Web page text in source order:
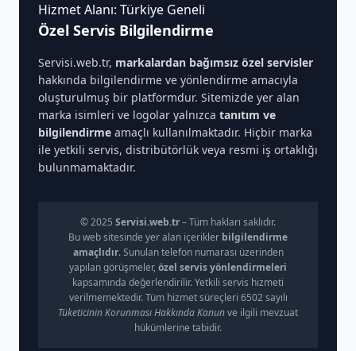
Hizmet Alanı: Türkiye Geneli
Özel Servis Bilgilendirme
Servisi.web.tr, markalardan bağımsız özel servisler
hakkında bilgilendirme ve yönlendirme amacıyla
oluşturulmuş bir platformdur. Sitemizde yer alan
marka isimleri ve logolar yalnızca tanıtım ve
bilgilendirme amaçlı kullanılmaktadır. Hiçbir marka
ile yetkili servis, distribütörlük veya resmi iş ortaklığı
bulunmamaktadır.
© 2025 Servisi.web.tr– Tüm hakları saklıdır.
Bu web sitesinde yer alan içerikler bilgilendirme
amaçlıdır. Sunulan telefon numarası üzerinden
yapılan görüşmeler, özel servis yönlendirmeleri
kapsamında değerlendirilir. Yetkili servis hizmeti
verilmemektedir. Tüm hizmet süreçleri 6502 sayılı
Tüketicinin Korunması Hakkında Kanunve ilgili mevzuat
hükümlerine tabidir.